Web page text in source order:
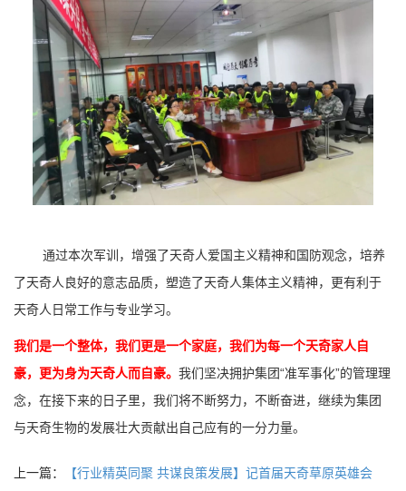
通过本次军训，增强了天奇人爱国主义精神和国防观念，培养
了天奇人 良好的意志品质，塑造了天奇人集体主义精神，更有利于
天奇人 日常工作与专业学习。
我们是一个整体，我们更是一个家庭，我们为每一个天奇家人自
豪，更为身为天奇人而自豪。 我们坚决拥护集团“准军事化”的管理理
念，在接下来的日子里，我们将不断努力，不断奋进，继续为集团
与天奇生物的发展壮大贡献出自己应有的一分力量。
上一篇： 【行业精英同聚 共谋良策发展】记首届天奇草原英雄会